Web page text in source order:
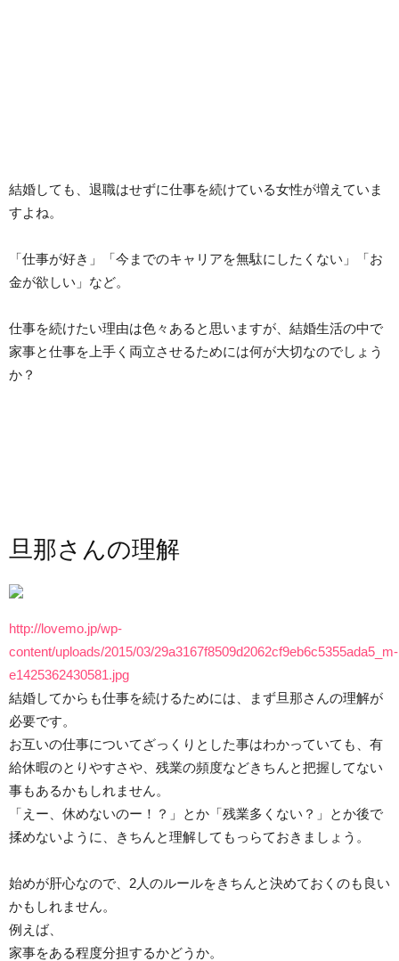
結婚しても、退職はせずに仕事を続けている女性が増えていま
すよね。
「仕事が好き」「今までのキャリアを無駄にしたくない」「お
金が欲しい」など。
仕事を続けたい理由は色々あると思いますが、結婚生活の中で
家事と仕事を上手く両立させるためには何が大切なのでしょう
か？
旦那さんの理解
http://lovemo.jp/wp-
content/uploads/2015/03/29a3167f8509d2062cf9eb6c5355ada5_m-
e1425362430581.jpg
結婚してからも仕事を続けるためには、まず旦那さんの理解が
必要です。
お互いの仕事についてざっくりとした事はわかっていても、有
給休暇のとりやすさや、残業の頻度などきちんと把握してない
事もあるかもしれません。
「えー、休めないのー！？」とか「残業多くない？」とか後で
揉めないように、きちんと理解してもっらておきましょう。
始めが肝心なので、2人のルールをきちんと決めておくのも良い
かもしれません。
例えば、
家事をある程度分担するかどうか。